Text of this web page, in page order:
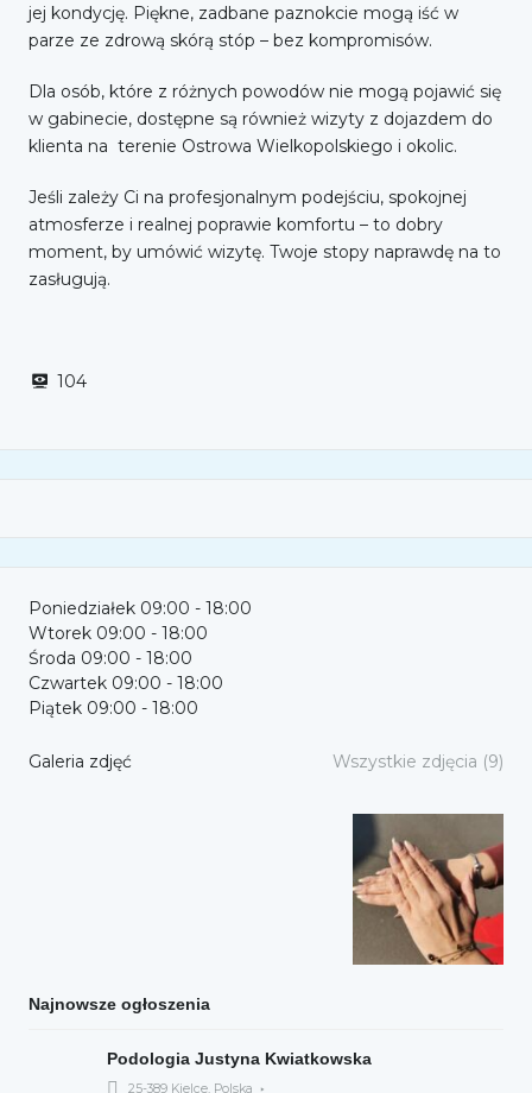
jej kondycję. Piękne, zadbane paznokcie mogą iść w
parze ze zdrową skórą stóp – bez kompromisów.
Dla osób, które z różnych powodów nie mogą pojawić się
w gabinecie, dostępne są również wizyty z dojazdem do
klienta na terenie Ostrowa Wielkopolskiego i okolic.
Jeśli zależy Ci na profesjonalnym podejściu, spokojnej
atmosferze i realnej poprawie komfortu – to dobry
moment, by umówić wizytę. Twoje stopy naprawdę na to
zasługują.
104
Poniedziałek 09:00 - 18:00
Wtorek 09:00 - 18:00
Środa 09:00 - 18:00
Czwartek 09:00 - 18:00
Piątek 09:00 - 18:00
Galeria zdjęć Wszystkie zdjęcia (9)
Najnowsze ogłoszenia
Podologia Justyna Kwiatkowska
25-389 Kielce, Polska